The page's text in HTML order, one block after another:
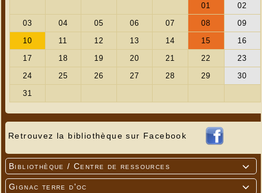
Retrouvez la bibliothèque sur Facebook

Bibliothèque / Centre de ressources

Gignac terre d'oc